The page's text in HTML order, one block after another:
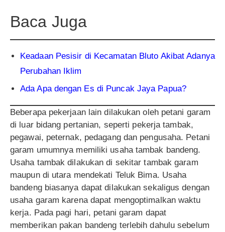
Baca Juga
Keadaan Pesisir di Kecamatan Bluto Akibat Adanya
Perubahan Iklim
Ada Apa dengan Es di Puncak Jaya Papua?
Beberapa pekerjaan lain dilakukan oleh petani garam
di luar bidang pertanian, seperti pekerja tambak,
pegawai, peternak, pedagang dan pengusaha. Petani
garam umumnya memiliki usaha tambak bandeng.
Usaha tambak dilakukan di sekitar tambak garam
maupun di utara mendekati Teluk Bima. Usaha
bandeng biasanya dapat dilakukan sekaligus dengan
usaha garam karena dapat mengoptimalkan waktu
kerja. Pada pagi hari, petani garam dapat
memberikan pakan bandeng terlebih dahulu sebelum